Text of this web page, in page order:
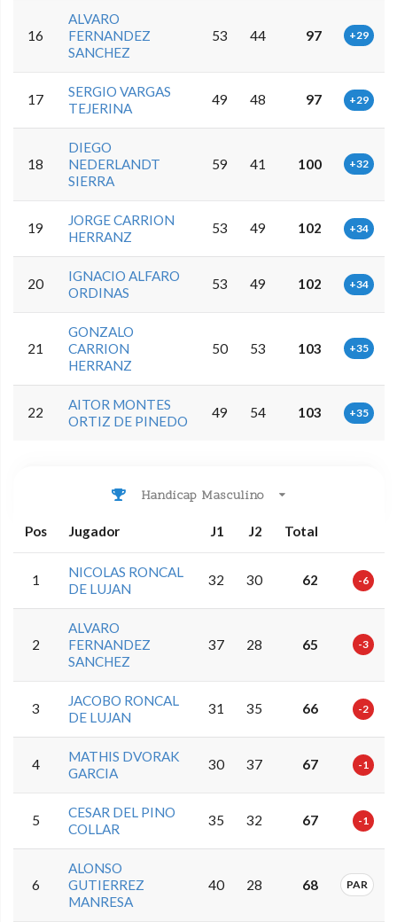
16
ALVARO
FERNANDEZ
SANCHEZ
53 44 97 +29
17
SERGIO VARGAS
TEJERINA
49 48 97 +29
18
DIEGO
NEDERLANDT
SIERRA
59 41 100 +32
19
JORGE CARRION
HERRANZ
53 49 102 +34
20
IGNACIO ALFARO
ORDINAS
53 49 102 +34
21
GONZALO
CARRION
HERRANZ
50 53 103 +35
22
AITOR MONTES
ORTIZ DE PINEDO
49 54 103 +35
Handicap Masculino
Pos Jugador J1 J2 Total
1
NICOLAS RONCAL
DE LUJAN
32 30 62 -6
2
ALVARO
FERNANDEZ
SANCHEZ
37 28 65 -3
3
JACOBO RONCAL
DE LUJAN
31 35 66 -2
4
MATHIS DVORAK
GARCIA
30 37 67 -1
5
CESAR DEL PINO
COLLAR
35 32 67 -1
6
ALONSO
GUTIERREZ
MANRESA
40 28 68 PAR